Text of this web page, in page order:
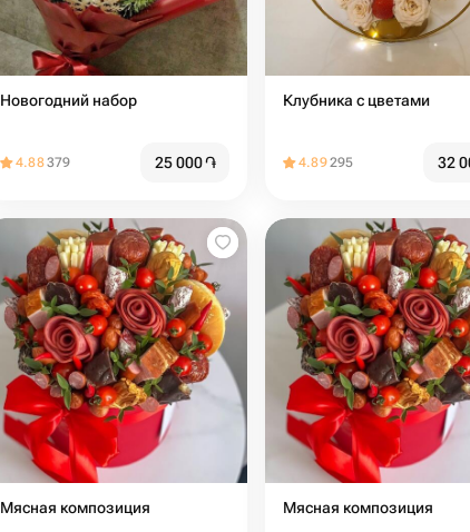
Новогодний набор
4.88379 25 000֏
Клубника с цветами
4.89295 32
Мясная композиция Мясная композиция